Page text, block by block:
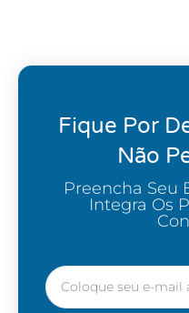
Fique Por
Não
Preencha Seu
Integra Os